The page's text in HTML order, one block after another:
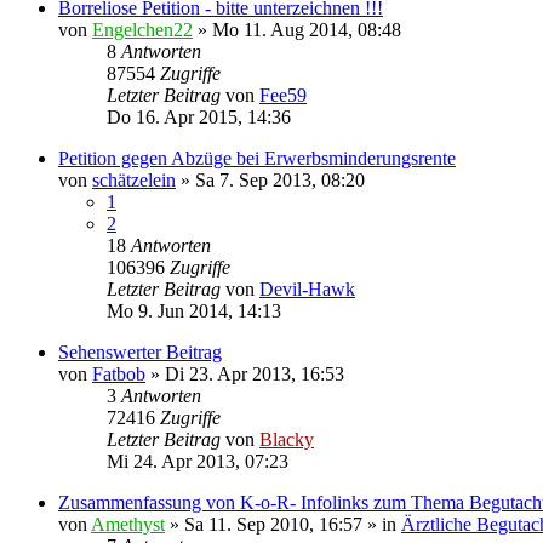
Borreliose Petition - bitte unterzeichnen !!!
von Engelchen22 » Mo 11. Aug 2014, 08:48
8Antworten
87554 Zugriffe
Letzter Beitrag von Fee59
Do 16. Apr 2015, 14:36
Petition gegen Abzüge bei Erwerbsminderungsrente
von schätzelein » Sa 7. Sep 2013, 08:20
1
2
18Antworten
106396 Zugriffe
Letzter Beitrag von Devil-Hawk
Mo 9. Jun 2014, 14:13
Sehenswerter Beitrag
von Fatbob » Di 23. Apr 2013, 16:53
3Antworten
72416 Zugriffe
Letzter Beitrag von Blacky
Mi 24. Apr 2013, 07:23
Zusammenfassung von K-o-R- Infolinks zum Thema
vonAmethyst» Sa 11. Sep 2010, 16:57 » in Ärztliche